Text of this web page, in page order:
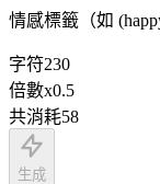
情感標籤（如
字符230
倍數x0.5
共消耗58
生成